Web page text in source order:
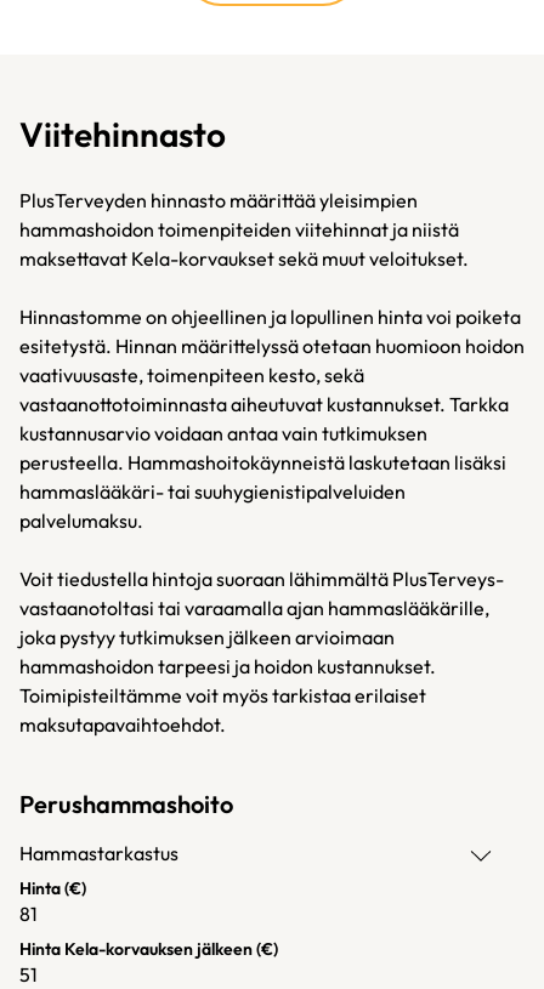
Viitehinnasto
PlusTerveyden hinnasto määrittää yleisimpien
hammashoidon toimenpiteiden viitehinnat ja niistä
maksettavat Kela-korvaukset sekä muut veloitukset.
Hinnastomme on ohjeellinen ja lopullinen hinta voi poiketa
esitetystä. Hinnan määrittelyssä otetaan huomioon hoidon
vaativuusaste, toimenpiteen kesto, sekä
vastaanottotoiminnasta aiheutuvat kustannukset. Tarkka
kustannusarvio voidaan antaa vain tutkimuksen
perusteella. Hammashoitokäynneistä laskutetaan lisäksi
hammaslääkäri- tai suuhygienistipalveluiden
palvelumaksu.
Voit tiedustella hintoja suoraan lähimmältä PlusTerveys-
vastaanotoltasi tai varaamalla ajan hammaslääkärille,
joka pystyy tutkimuksen jälkeen arvioimaan
hammashoidon tarpeesi ja hoidon kustannukset.
Toimipisteiltämme voit myös tarkistaa erilaiset
maksutapavaihtoehdot.
Perushammashoito
Hammastarkastus
Hinta (€)
81
Hinta Kela-korvauksen jälkeen (€)
51